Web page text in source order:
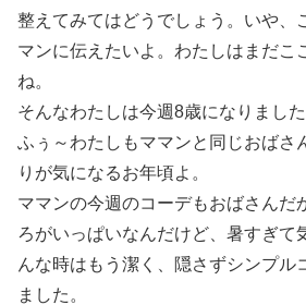
整えてみてはどうでしょう。いや、
マンに伝えたいよ。わたしはまだこ
ね。
そんなわたしは今週8歳になりました
ふぅ～わたしもママンと同じおばさ
りが気になるお年頃よ。
ママンの今週のコーデもおばさんだ
ろがいっぱいなんだけど、暑すぎて
んな時はもう潔く、隠さずシンプル
ました。